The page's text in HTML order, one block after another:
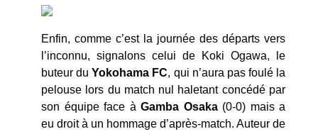
Enfin, comme c’est la journée des départs vers
l’inconnu, signalons celui de Koki Ogawa, le
buteur duYokohama FC, qui n’aura pas foulé la
pelouse lors du match nul haletant concédé par
son équipe face à Gamba Osaka (0-0) mais a
eu droit à un hommage d’après-match. Auteur de